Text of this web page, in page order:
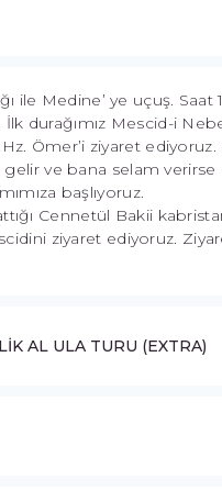
ile Medine’ ye uçuş. Saat
İlk durağımız Mescid-i
Ömer’i ziyaret ediyoruz.
ve bana selam verirse
başlıyoruz.
Cennetül Bakii
ziyaret ediyoruz.
AL ULA TURU (EXTRA)